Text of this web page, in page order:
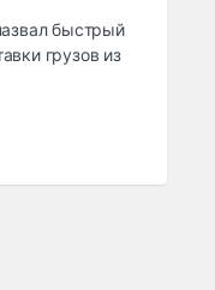
быстрый
грузов из